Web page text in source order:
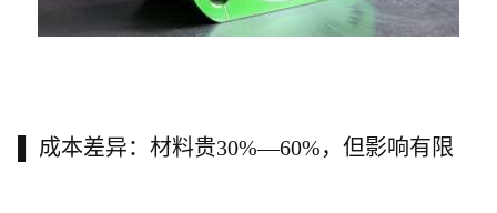
▌ 成本差异：材料贵30%—60%，但影响有限